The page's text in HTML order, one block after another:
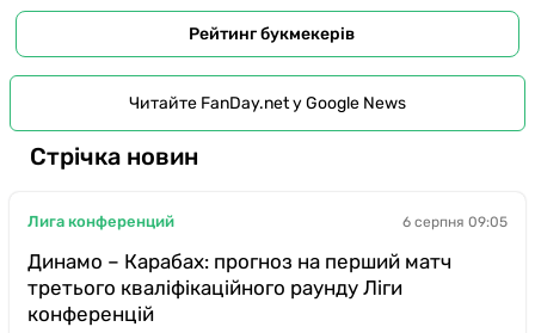
Рейтинг букмекерів
Читайте FanDay.net у Google News
Стрічка новин
Лига конференций 6 серпня 09:05
Динамо – Карабах: прогноз на перший матч
третього кваліфікаційного раунду Ліги
конференцій